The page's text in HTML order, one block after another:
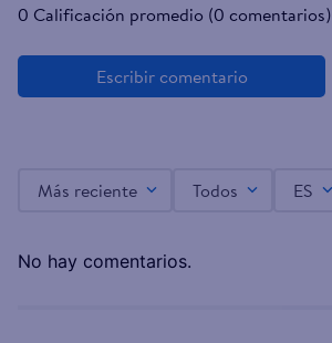
0 Calificación promedio (0 comentarios)
Más reciente Todos ES
No hay comentarios.